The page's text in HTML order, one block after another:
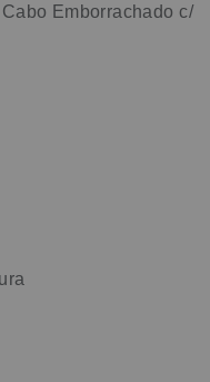
Emborrachado c/